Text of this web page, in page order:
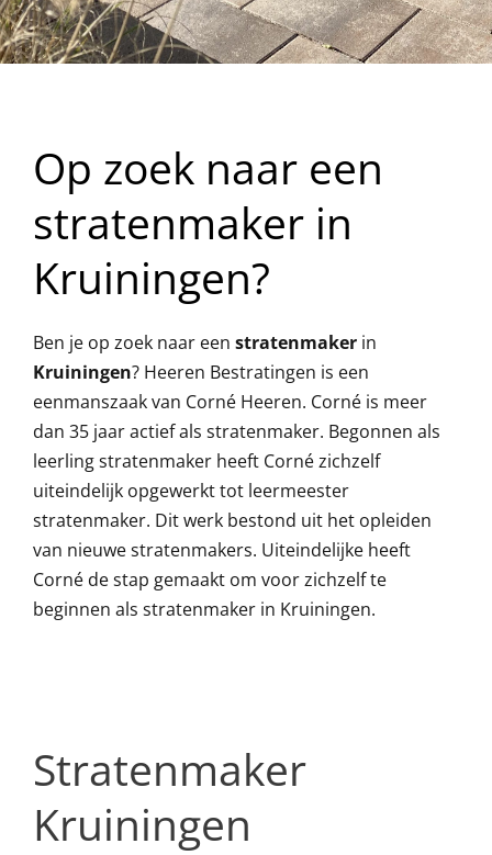
Op zoek naar een
stratenmaker in
Kruiningen?
Ben je op zoek naar een stratenmaker in
Kruiningen? Heeren Bestratingen is een
eenmanszaak van Corné Heeren. Corné is meer
dan 35 jaar actief als stratenmaker. Begonnen als
leerling stratenmaker heeft Corné zichzelf
uiteindelijk opgewerkt tot leermeester
stratenmaker. Dit werk bestond uit het opleiden
van nieuwe stratenmakers. Uiteindelijke heeft
Corné de stap gemaakt om voor zichzelf te
beginnen als stratenmaker in Kruiningen.
Stratenmaker
Kruiningen